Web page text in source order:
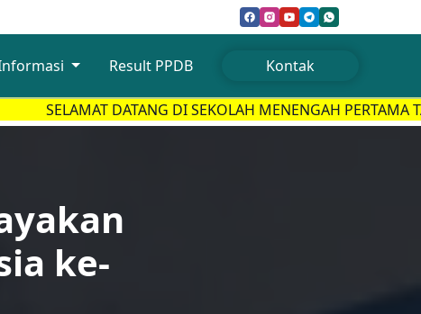
Result PPDB Kontak
DATANG DI SEKOLAH MENENGAH PERTAMA TAHFIDZ
ke-